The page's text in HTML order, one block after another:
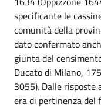
specificante le
comunità della
dato confermato
giunta del
Ducato di Milano,
3055). Dalle
era di pertinenza del